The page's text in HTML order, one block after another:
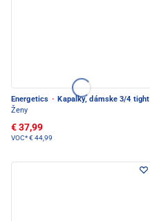
Energetics · Kapalky, dámske 3/4 tight
Ženy
€ 37,99
VOC*€ 44,99